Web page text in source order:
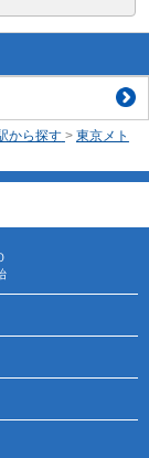
から探す > 東京メト